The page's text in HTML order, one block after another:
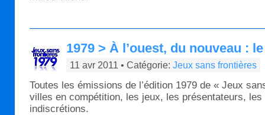
1979 > À l’ouest, du nouveau :
11 avr 2011 • Catégorie: Jeux sans frontières
Toutes les émissions de l’édition 1979 de « Jeux
villes en compétition, les jeux, les présentateurs,
indiscrétions.